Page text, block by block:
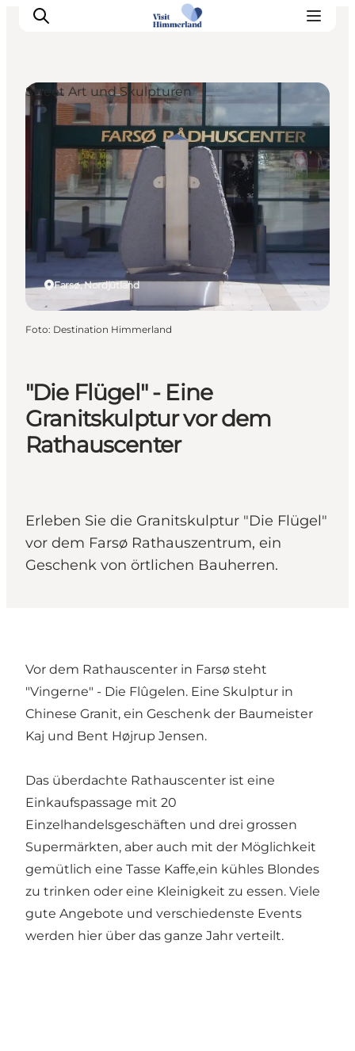
Erlebnisse
Natur
Städte und Orte
Das passiert
Reiseplanung
Praktische Informationen
"Die Flügel" - Eine
Granitskulptur vor dem
Rathauscenter
Erleben Sie die Granitskulptur "Die Flügel"
vor dem Farsø Rathauszentrum, ein
Geschenk von örtlichen Bauherren.
Farsø, Nordjütland
Street Art und Skulpturen
Foto: Destination Himmerland
Vor dem Rathauscenter in Farsø steht
"Vingerne" - Die Flûgelen. Eine Skulptur in
Chinese Granit, ein Geschenk der Baumeister
Kaj und Bent Højrup Jensen.
Das überdachte Rathauscenter ist eine
Einkaufspassage mit 20
Einzelhandelsgeschäften und drei grossen
Supermärkten, aber auch mit der Möglichkeit
gemütlich eine Tasse Kaffe,ein kühles Blondes
zu trinken oder eine Kleinigkeit zu essen. Viele
gute Angebote und verschiedenste Events
werden hier über das ganze Jahr verteilt.